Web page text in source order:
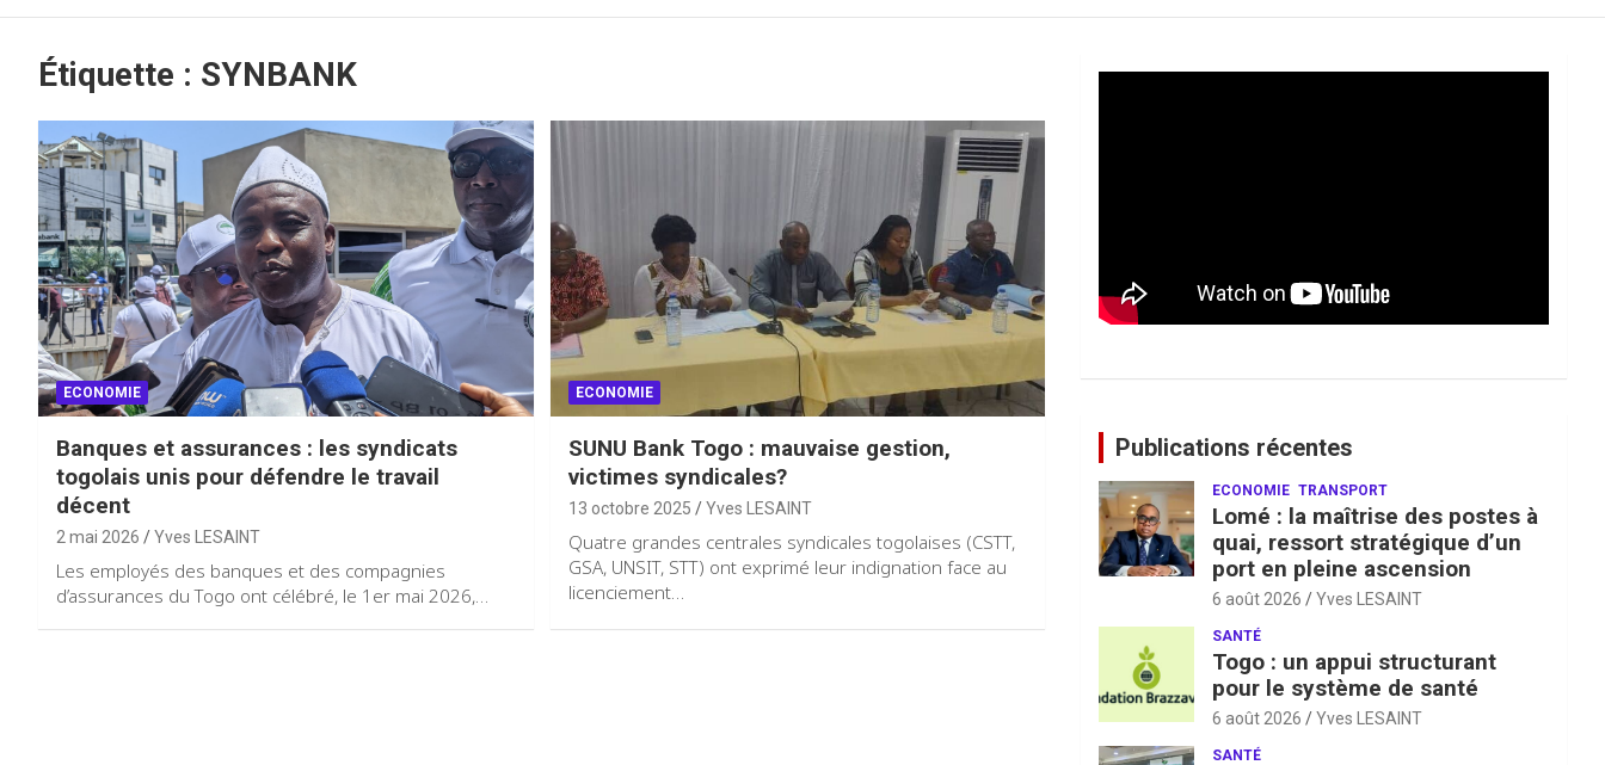
Étiquette : SYNBANK
ECONOMIE
Banques et assurances : les syndicats
togolais unis pour défendre le travail
décent
2 mai 2026 Yves LESAINT
Les employés des banques et des compagnies
d’assurances du Togo ont célébré, le 1er mai 2026,…
ECONOMIE
SUNU Bank Togo : mauvaise gestion,
victimes syndicales?
13 octobre 2025 Yves LESAINT
Quatre grandes centrales syndicales togolaises (CSTT,
GSA, UNSIT, STT) ont exprimé leur indignation face au
licenciement…
Publications récentes
ECONOMIE TRANSPORT
Lomé : la maîtrise des postes à
quai, ressort stratégique d’un
port en pleine ascension
6 août 2026 Yves LESAINT
SANTÉ
Togo : un appui structurant
pour le système de santé
6 août 2026 Yves LESAINT
SANTÉ